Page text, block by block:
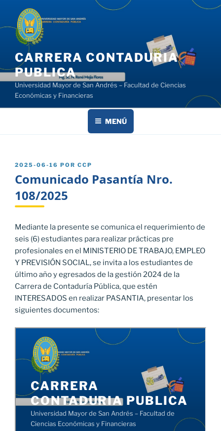
contenido
CARRERA CONTADURIA
PUBLICA
Universidad Mayor de San Andrés – Facultad de Ciencias
Económicas y Financieras
MENÚ
PUBLICADO
2025-06-16 POR CCP
Comunicado Pasantía Nro.
108/2025
Mediante la presente se comunica el requerimiento de
seis (6) estudiantes para realizar prácticas pre
profesionales en el MINISTERIO DE TRABAJO, EMPLEO
Y PREVISIÓN SOCIAL, se invita a los estudiantes de
último año y egresados de la gestión 2024 de la
Carrera de Contaduría Pública, que estén
INTERESADOS en realizar PASANTIA, presentar los
siguientes documentos: